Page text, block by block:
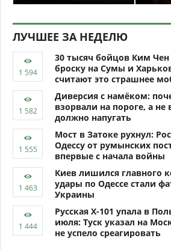
ЛУЧШЕЕ ЗА НЕДЕЛЮ
30 тысяч бойцов Ким
броску на Сумы и
считают это страшнее
Диверсия с намёком:
взорвали на пороге, а не
должно напугать
Мост в Затоке рухнул:
Одессу от румынских
впервые с начала войны
Киев лишился главного
удары по Одессе стали
Украины
Русская Х-101 упала в
июля: Туск указал на
не успело среагировать